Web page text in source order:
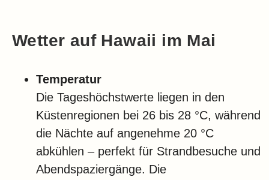
Wetter auf Hawaii im Mai
Temperatur
Die Tageshöchstwerte liegen in den
Küstenregionen bei 26 bis 28 °C, während
die Nächte auf angenehme 20 °C
abkühlen – perfekt für Strandbesuche und
Abendspaziergänge. Die